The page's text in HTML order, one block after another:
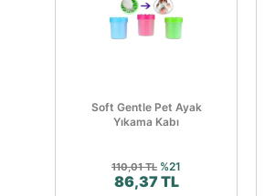
Soft Gentle Pet Ayak
Yıkama Kabı
110,01 TL %21
86,37 TL